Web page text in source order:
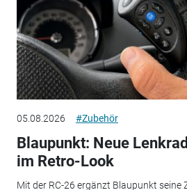
05.08.2026 #Zubehör
Blaupunkt: Neue
im Retro-Look
Mit der RC-26 ergänzt Blaupunkt seine